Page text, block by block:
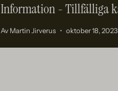
Information - Tillfälliga
Av Martin Jirverus oktober 18, 2023